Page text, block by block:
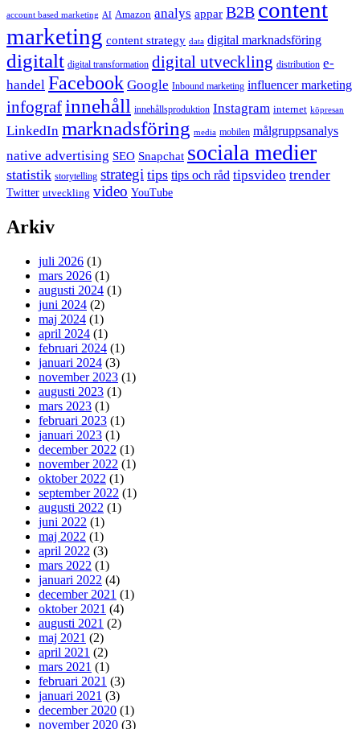
account based marketing AI Amazon analys appar B2B content
marketing content strategy data digital marknadsföring
digitalt digital transformation digital utveckling distribution e-
handel Facebook Google Inbound marketing influencer marketing
infograf innehåll innehållsproduktion Instagram internet köpresan
LinkedIn marknadsföring media mobilen målgruppsanalys
native advertising SEO Snapchat sociala medier
statistik storytelling strategi tips tips och råd tipsvideo trender
Twitter utveckling video YouTube
Arkiv
juli 2026 (1)
mars 2026 (1)
augusti 2024 (1)
juni 2024 (2)
maj 2024 (1)
april 2024 (1)
februari 2024 (1)
januari 2024 (3)
november 2023 (1)
augusti 2023 (1)
mars 2023 (1)
februari 2023 (1)
januari 2023 (1)
december 2022 (1)
november 2022 (1)
oktober 2022 (1)
september 2022 (1)
augusti 2022 (1)
juni 2022 (1)
maj 2022 (1)
april 2022 (3)
mars 2022 (1)
januari 2022 (4)
december 2021 (1)
oktober 2021 (4)
augusti 2021 (2)
maj 2021 (2)
april 2021 (2)
mars 2021 (1)
februari 2021 (3)
januari 2021 (3)
december 2020 (1)
november 2020 (3)